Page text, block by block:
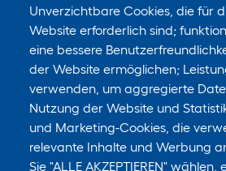
Unverzichtbare Cookies, die für
Website erforderlich sind;
eine bessere
der Website ermöglichen;
verwenden, um aggregierte
Nutzung der Website und
und Marketing-Cookies, die
relevante Inhalte und Werbung
Sie "ALLE AKZEPTIEREN" wählen,